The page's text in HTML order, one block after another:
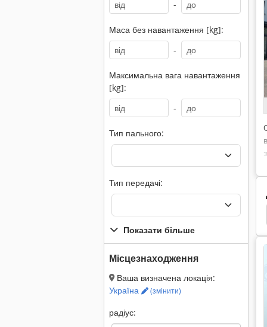
-
Маса без навантаження [kg]:
-
Максимальна вага навантаження
[kg]:
-
Тип пального:
Тип передачі:
Показати більше
Місцезнаходження
Ваша визначена локація:
Україна
(змінити)
радіус:
Шредер Сортування Рослин John Deere 1065